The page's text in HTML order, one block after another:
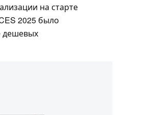
на старте
2025 было
дешевых